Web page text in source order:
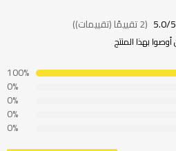
5.0/5 (2 تقييمًا (تقييمات))
100%
0%
0%
0%
0%